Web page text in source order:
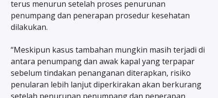
terus menurun setelah proses penurunan
penumpang dan penerapan prosedur kesehatan
dilakukan.
“Meskipun kasus tambahan mungkin masih terjadi di
antara penumpang dan awak kapal yang terpapar
sebelum tindakan penanganan diterapkan, risiko
penularan lebih lanjut diperkirakan akan berkurang
setelah penurunan penumpang dan penerapan